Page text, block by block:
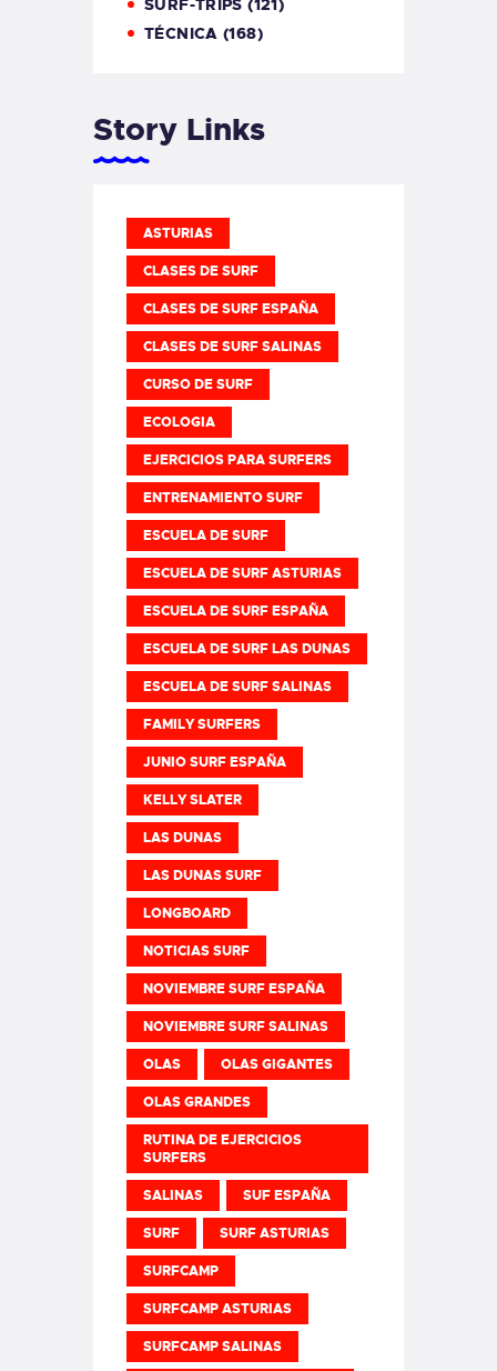
SURF-TRIPS (121)
TÉCNICA (168)
Story Links
ASTURIAS
CLASES DE SURF
CLASES DE SURF ESPAÑA
CLASES DE SURF SALINAS
CURSO DE SURF
ECOLOGIA
EJERCICIOS PARA SURFERS
ENTRENAMIENTO SURF
ESCUELA DE SURF
ESCUELA DE SURF ASTURIAS
ESCUELA DE SURF ESPAÑA
ESCUELA DE SURF LAS DUNAS
ESCUELA DE SURF SALINAS
FAMILY SURFERS
JUNIO SURF ESPAÑA
KELLY SLATER
LAS DUNAS
LAS DUNAS SURF
LONGBOARD
NOTICIAS SURF
NOVIEMBRE SURF ESPAÑA
NOVIEMBRE SURF SALINAS
OLAS OLAS GIGANTES
OLAS GRANDES
RUTINA DE EJERCICIOS
SURFERS
SALINAS SUF ESPAÑA
SURF SURF ASTURIAS
SURFCAMP
SURFCAMP ASTURIAS
SURFCAMP SALINAS